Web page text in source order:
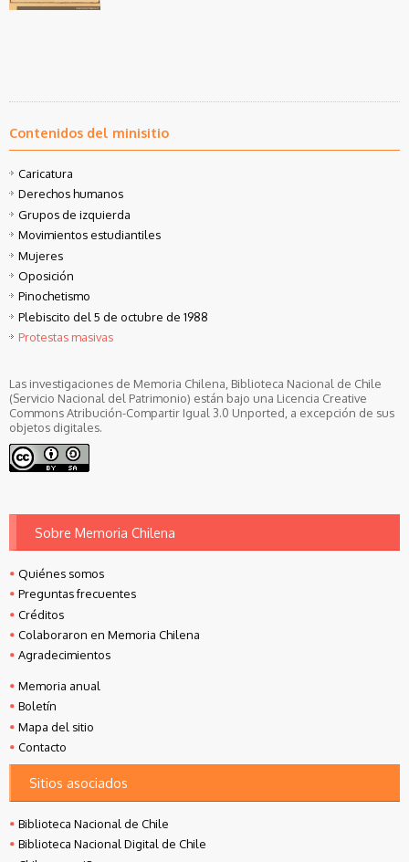
Contenidos del minisitio
Caricatura
Derechos humanos
Grupos de izquierda
Movimientos estudiantiles
Mujeres
Oposición
Pinochetismo
Plebiscito del 5 de octubre de 1988
Protestas masivas
Las investigaciones de Memoria Chilena, Biblioteca Nacional de Chile
(Servicio Nacional del Patrimonio) están bajo una Licencia Creative
Commons Atribución-Compartir Igual 3.0 Unported, a excepción de sus
objetos digitales.
Sobre Memoria Chilena
Quiénes somos
Preguntas frecuentes
Créditos
Colaboraron en Memoria Chilena
Agradecimientos
Memoria anual
Boletín
Mapa del sitio
Contacto
Sitios asociados
Biblioteca Nacional de Chile
Biblioteca Nacional Digital de Chile